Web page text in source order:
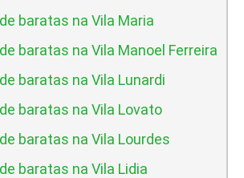
baratas na Vila Maria
baratas na Vila Manoel Ferreira
baratas na Vila Lunardi
baratas na Vila Lovato
baratas na Vila Lourdes
baratas na Vila Lidia